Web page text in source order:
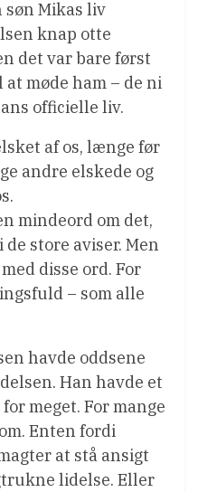
Mikas liv
knap otte
det var bare først
møde ham – de ni
officielle liv.
af os, længe før
andre elskede og
mindeord om det,
store aviser. Men
disse ord. For
– som alle
havde oddsene
Han havde et
meget. For mange
Enten fordi
at stå ansigt
lidelse. Eller